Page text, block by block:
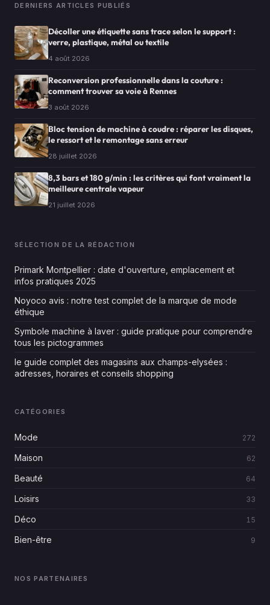
DERNIERS ARTICLES PUBLIÉS
Décoller une étiquette sans trace selon le support :
verre, plastique, métal ou textile
4 août 2026
Reconversion professionnelle dans la couture :
comment trouver sa voie à Rennes
3 août 2026
Bloc tension de machine à coudre : réparer les disques,
le ressort et le remontage sans erreur
28 juillet 2026
8,3 bars et 180 g/min : les critères qui font vraiment la
meilleure centrale vapeur
21 juillet 2026
SÉLECTION DE LA RÉDACTION
Primark Montpellier : date d'ouverture, emplacement et
infos pratiques 2025
Noyoco avis : notre test complet de la marque de mode
éthique
Symbole machine à laver : guide pratique pour comprendre
tous les pictogrammes
le guide complet des magasins aux champs-elysées :
adresses, horaires et conseils shopping
CATÉGORIES
Mode 272
Maison 62
Beauté 64
Loisirs 33
Déco 15
Bien-être 9
NOS PARTENAIRES